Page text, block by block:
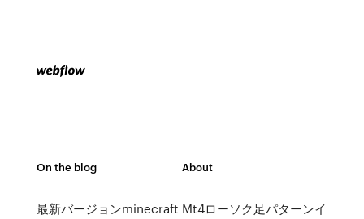
On the blog
最新バージョンminecraft
About
Mt4ローソク足パターンイ